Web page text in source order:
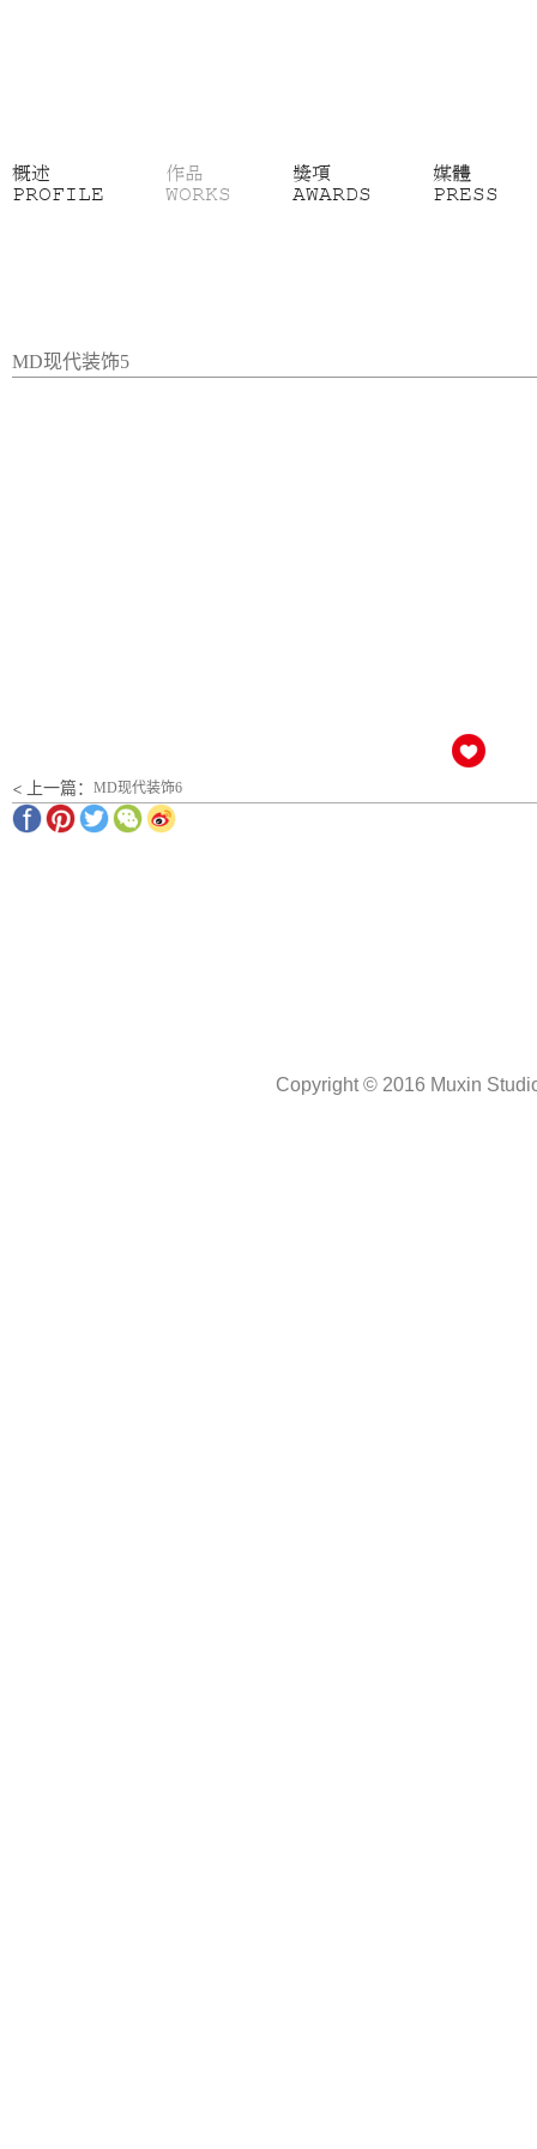
概述
PROFILE
作品
WORKS
獎項
AWARDS
媒體
PRESS
MD现代装饰5
< 上一篇： MD现代装饰6
Copyright © 2016 Muxin